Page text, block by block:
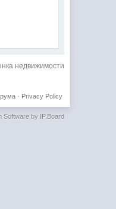
недвижимости
Privacy Policy
·
Software by IP.Board